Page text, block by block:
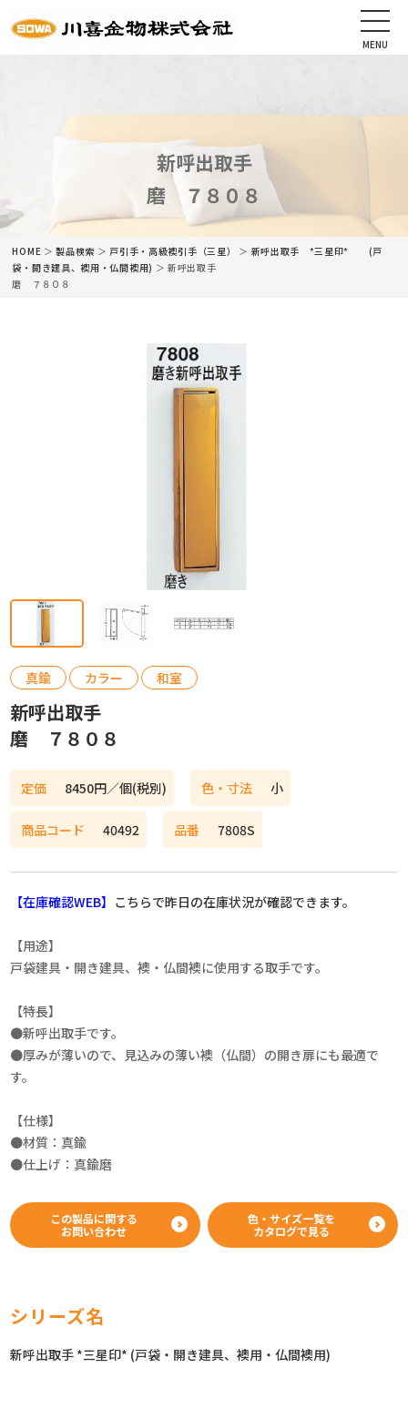
MENU
新呼出取手
磨 ７８０８
CLOSE
会社情報
商品情報
カタログ
HOME ＞製品検索 ＞ 戸引手・高級襖引手（三星） ＞ 新呼出取手 *三星印* (戸
袋・開き建具、襖用・仏間襖用) ＞ 新呼出取手
磨 ７８０８
真鍮 カラー 和室
新呼出取手
磨 ７８０８
定価 8450円／個(税別) 色・寸法 小
商品コード 40492 品番 7808S
【在庫確認WEB】 こちらで昨日の在庫状況が確認できます。
【用途】
戸袋建具・開き建具、襖・仏間襖に使用する取手です。
【特長】
●新呼出取手です。
●厚みが薄いので、見込みの薄い襖（仏間）の開き扉にも最適で
す。
【仕様】
●材質：真鍮
●仕上げ：真鍮磨
この製品に関する
お問い合わせ
色・サイズ一覧を
カタログで見る
シリーズ名
新呼出取手 *三星印* (戸袋・開き建具、襖用・仏間襖用)